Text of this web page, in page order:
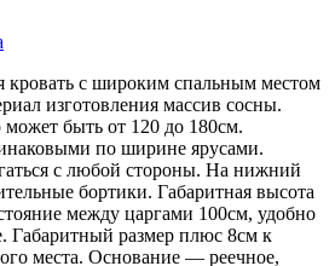
кровать с широким спальным местом
изготовления массив сосны.
быть от 120 до 180см.
по ширине ярусами.
с любой стороны. На нижний
бортики. Габаритная высота
между царгами 100см, удобно
Габаритный размер плюс 8см к
места. Основание — реечное,